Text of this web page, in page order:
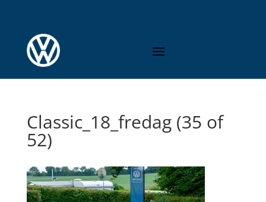
Classic_18_fredag (35 of
52)